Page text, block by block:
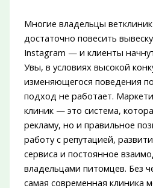
Многие владельцы
достаточно повесить
Instagram — и клиенты
Увы, в условиях высокой
изменяющегося поведения
подход не работает.
клиник — это система,
рекламу, но и правильное
работу с репутацией,
сервиса и постоянное
владельцами питомцев. Без
самая современная клиника